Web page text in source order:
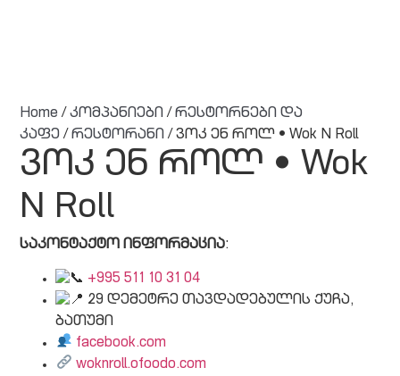
Home /კომპანიები /რესტორნები და
კაფე /რესტორანი / ვოკ ენ როლ • Wok N Roll
ვოკ ენ როლ • Wok
N Roll
საკონტაქტო ინფორმაცია:
+995 511 10 31 04
29 დემეტრე თავდადებულის ქუჩა,
ბათუმი
facebook.com
woknroll.ofoodo.com